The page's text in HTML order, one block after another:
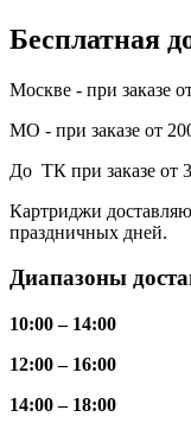
Бесплатная
Москве - при заказе
МО - при заказе от
До ТК при заказе от
Картриджи
праздничных дней.
Диапазоны
10:00 – 14:00
12:00 – 16:00
14:00 – 18:00